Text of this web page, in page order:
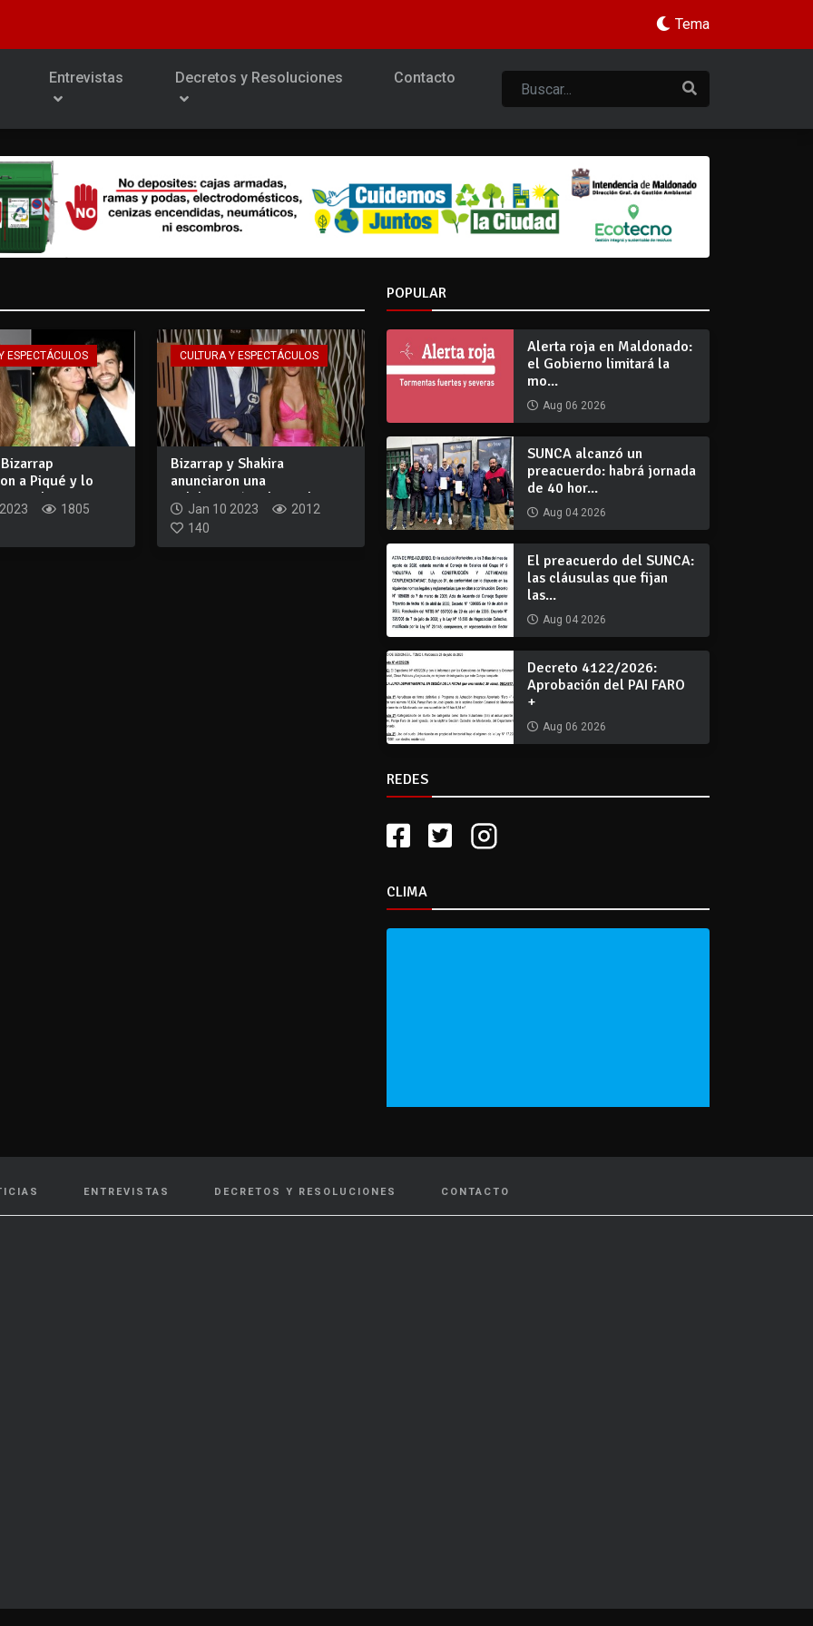
Tema
Entrevistas Decretos y Resoluciones Contacto
ESPECTÁCULOS
a Piqué y lo
tod...
1805
CULTURA Y ESPECTÁCULOS
Bizarrap y Shakira
anunciaron una
colaboración y las redes e...
Jan 10 2023
2012
140
POPULAR
Alerta roja en Maldonado:
el Gobierno limitará la
mo...
Aug 06 2026
SUNCA alcanzó un
preacuerdo: habrá jornada
de 40 hor...
Aug 04 2026
El preacuerdo del SUNCA:
las cláusulas que fijan
las...
Aug 04 2026
Decreto 4122/2026:
Aprobación del PAI FARO
+
Aug 06 2026
REDES
CLIMA
ENTREVISTAS DECRETOS Y RESOLUCIONES CONTACTO